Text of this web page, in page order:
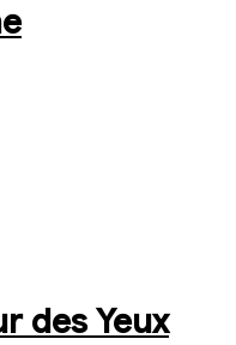
des Yeux